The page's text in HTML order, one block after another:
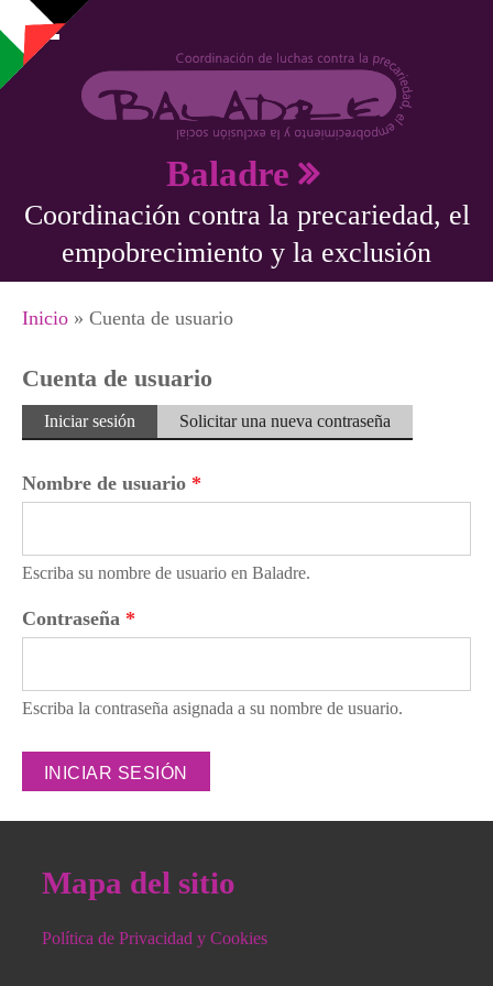
Pasar al contenido principal
Baladre
Coordinación contra la precariedad, el
empobrecimiento y la exclusión
Se encuentra usted aquí
Inicio » Cuenta de usuario
Cuenta de usuario
Solapas principales
Iniciar sesión (solapaSolicitar una nueva contraseña
Nombre de usuario *
Escriba su nombre de usuario en Baladre.
Contraseña *
Escriba la contraseña asignada a su nombre de usuario.
Mapa del sitio
Política de Privacidad y Cookies